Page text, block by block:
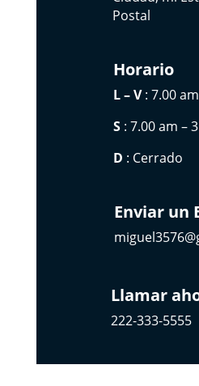
Postal
Horario
L – V: 7.00
S: 7.00 am –
D : Cerrado
Enviar un
Llamar
222-333-5555